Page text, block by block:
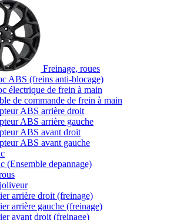
Freinage, roues
ABS (freins anti-blocage)
électrique de frein à main
de commande de frein à main
ABS arrière droit
ABS arrière gauche
ABS avant droit
ABS avant gauche
(Ensemble depannage)
arrière droit (freinage)
arrière gauche (freinage)
avant droit (freinage)